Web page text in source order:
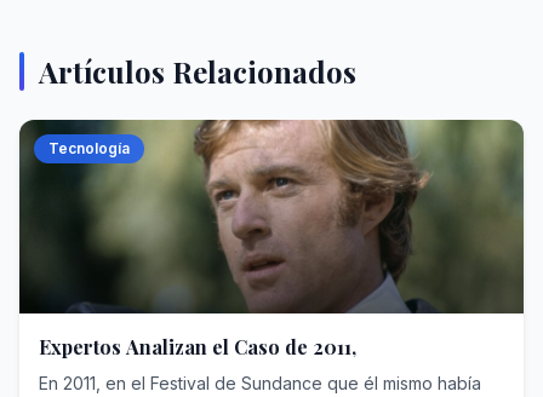
Artículos Relacionados
Tecnología
Expertos Analizan el Caso de 2011,
En 2011, en el Festival de Sundance que él mismo había